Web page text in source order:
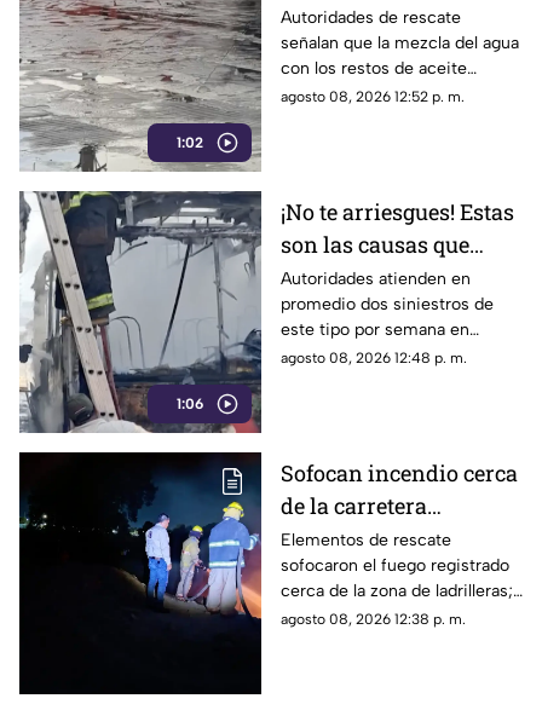
1:02
el asfalto tras las
recientes lluvias
Autoridades de rescate
señalan que la mezcla del agua
con los restos de aceite
acumulados en la calle provoca
agosto 08, 2026 12:52 p. m.
1:06
¡No te arriesgues! Estas
son las causas que
provocan incendios en
vehículos
Autoridades atienden en
promedio dos siniestros de
este tipo por semana en
Torreón. La falta de
agosto 08, 2026 12:48 p. m.
Sofocan incendio cerca
de la carretera
Matamoros-Torreón:
IMÁGENES
Elementos de rescate
sofocaron el fuego registrado
cerca de la zona de ladrilleras;
no se reportaron personas
agosto 08, 2026 12:38 p. m.